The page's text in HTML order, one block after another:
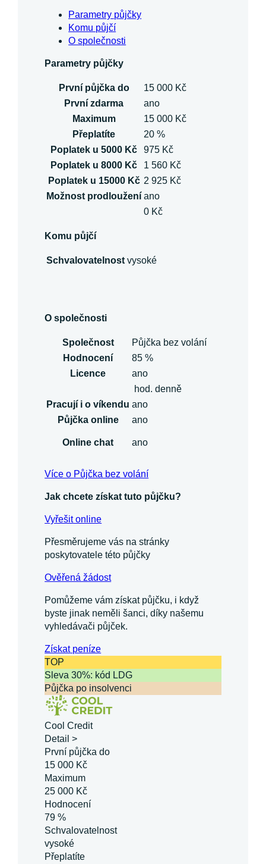
Parametry půjčky
Komu půjčí
O společnosti
Parametry půjčky
První půjčka do
15 000 Kč
První zdarma
ano
Maximum
15 000 Kč
Přeplatíte
20 %
Poplatek u 5000 Kč
975 Kč
Poplatek u 8000 Kč
1 560 Kč
Poplatek u 15000 Kč 2 925 Kč
Možnost prodloužení ano
0 Kč
Komu půjčí
Schvalovatelnost vysoké
O společnosti
Společnost
Půjčka bez volání
Hodnocení
85 %
Licence
ano
hod. denně
Pracují i o víkendu ano
Půjčka online
ano
Online chat ano
Více o Půjčka bez volání
Jak chcete získat tuto půjčku?
Vyřešit online
Přesměrujeme vás na stránky
poskytovatele této půjčky
Ověřená žádost
Pomůžeme vám získat půjčku, i když
byste jinak neměli šanci, díky našemu
vyhledávači půjček.
Získatpeníze
TOP
Sleva 30%: kód LDG
Půjčka po insolvenci
Cool Credit
Detail >
První půjčka do
15 000 Kč
Maximum
25 000 Kč
Hodnocení
79 %
Schvalovatelnost
vysoké
Přeplatíte